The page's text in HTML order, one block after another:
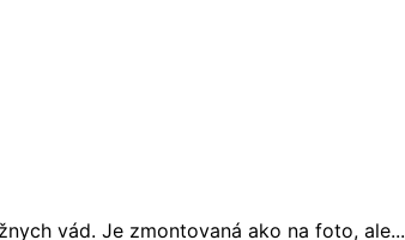
vád. Je zmontovaná ako na foto, ale...